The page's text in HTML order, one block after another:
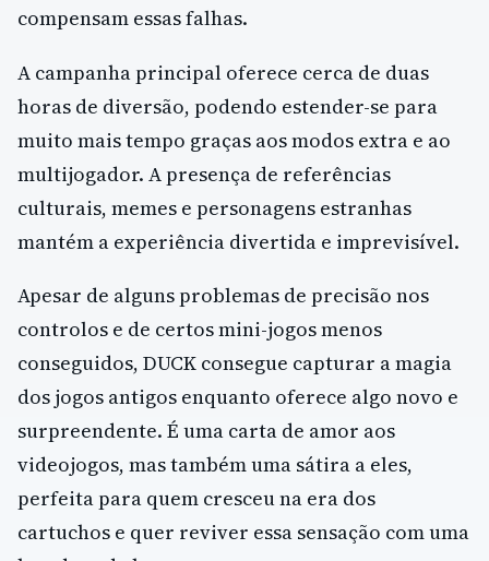
compensam essas falhas.
A campanha principal oferece cerca de duas
horas de diversão, podendo estender-se para
muito mais tempo graças aos modos extra e ao
multijogador. A presença de referências
culturais, memes e personagens estranhas
mantém a experiência divertida e imprevisível.
Apesar de alguns problemas de precisão nos
controlos e de certos mini-jogos menos
conseguidos, DUCK consegue capturar a magia
dos jogos antigos enquanto oferece algo novo e
surpreendente. É uma carta de amor aos
videojogos, mas também uma sátira a eles,
perfeita para quem cresceu na era dos
cartuchos e quer reviver essa sensação com uma